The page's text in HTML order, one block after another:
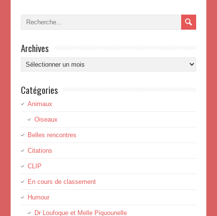
Archives
Archives
Catégories
Animaux
Oiseaux
Belles rencontres
Citations
CLIP
En cours de classement
Humour
Dr Loufoque et Melle Piquounelle